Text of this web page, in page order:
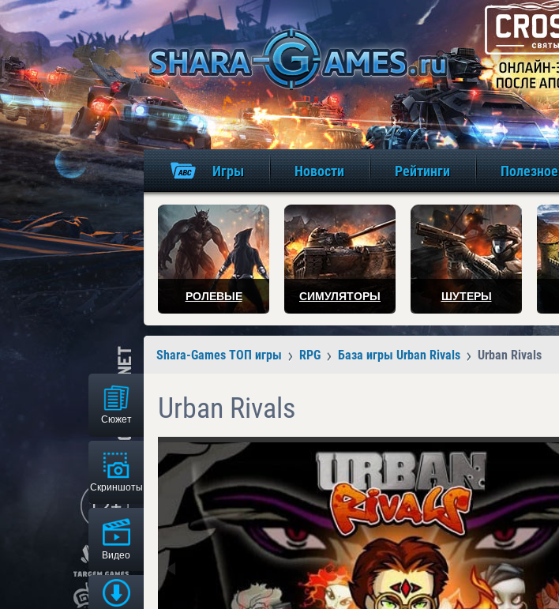
Игры Новости Рейтинги Полезное
РОЛЕВЫЕ СИМУЛЯТОРЫ ШУТЕРЫ
Shara-Games ТОП игры RPG База игры Urban Rivals Urban Rivals
Сюжет
Скриншоты
Видео
Urban Rivals